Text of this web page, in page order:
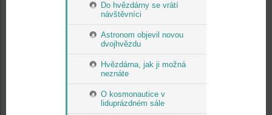
Do hvězdárny se vrátí
návštěvníci
Astronom objevil novou
dvojhvězdu
Hvězdárna, jak ji možná
neznáte
O kosmonautice v
liduprázdném sále